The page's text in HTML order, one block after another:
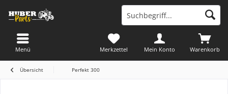
Warenkorb
Merkzettel Mein Konto
Menü
Übersicht Perfekt 300